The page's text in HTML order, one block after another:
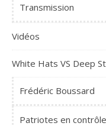
Transmission
Vidéos
White Hats VS Deep
Frédéric Boussard
Patriotes en contrôle